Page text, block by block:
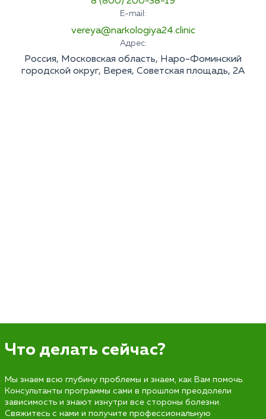
E-mail:
vereya@narkologiya24.clinic
Адрес:
Россия, Московская область, Наро-Фоминский
городской округ, Верея, Советская площадь, 2А
Что делать сейчас?
Мы знаем всю глубину проблемы и знаем, как Вам помочь.
Консультанты программы сами в прошлом преодолели
зависимость и знают изнутри все стороны болезни.
Свяжитесь с нами и получите профессиональную